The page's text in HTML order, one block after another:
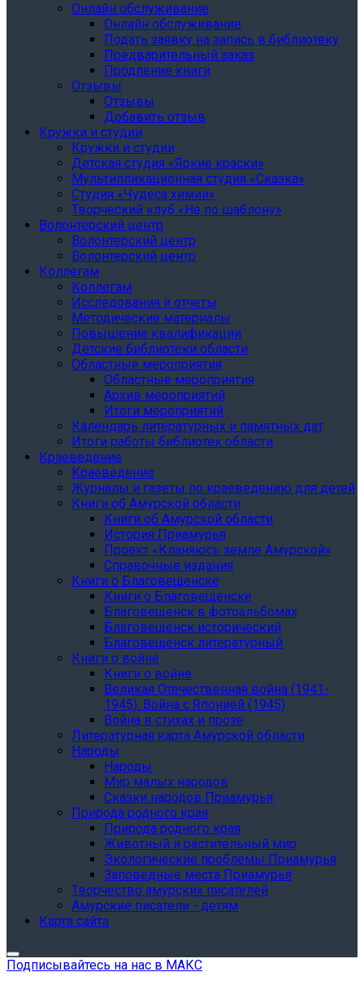
Онлайн обслуживание
Онлайн обслуживание
Подать заявку на запись в библиотеку
Предварительный заказ
Продление книги
Отзывы
Отзывы
Добавить отзыв
Кружки и студии
Кружки и студии
Детская студия «Яркие краски»
Мультипликационная студия «Сказка»
Студия «Чудеса химии»
Творческий клуб «Не по шаблону»
Волонтерский центр
Волонтерский центр
Волонтерский центр
Коллегам
Коллегам
Исследования и отчеты
Методические материалы
Повышение квалификации
Детские библиотеки области
Областные мероприятия
Областные мероприятия
Архив мероприятий
Итоги мероприятий
Календарь литературных и памятных дат
Итоги работы библиотек области
Краеведение
Краеведение
Журналы и газеты по краеведению для детей
Книги об Амурской области
Книги об Амурской области
История Приамурья
Проект «Кланяюсь земле Амурской»
Справочные издания
Книги о Благовещенске
Книги о Благовещенске
Благовещенск в фотоальбомах
Благовещенск исторический
Благовещенск литературный
Книги о войне
Книги о войне
Великая Отечественная война (1941-
1945). Война с Японией (1945)
Война в стихах и прозе
Литературная карта Амурской области
Народы
Народы
Мир малых народов
Сказки народов Приамурья
Природа родного края
Природа родного края
Животный и растительный мир
Экологические проблемы Приамурья
Заповедные места Приамурья
Творчество амурских писателей
Амурские писатели - детям
Карта сайта
Подписывайтесь на нас в МАКС